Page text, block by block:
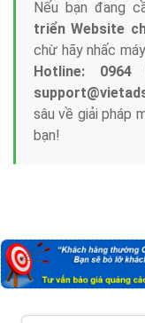
Nếu bạn đang
triển Website
chừ hãy nhấc
Hotline:
sâu về giải pháp
bạn!